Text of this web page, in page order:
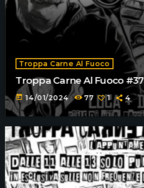
Troppa Carne Al Fuoco
Troppa Carne Al Fuoco #37
today 14/01/2024 77 1 4